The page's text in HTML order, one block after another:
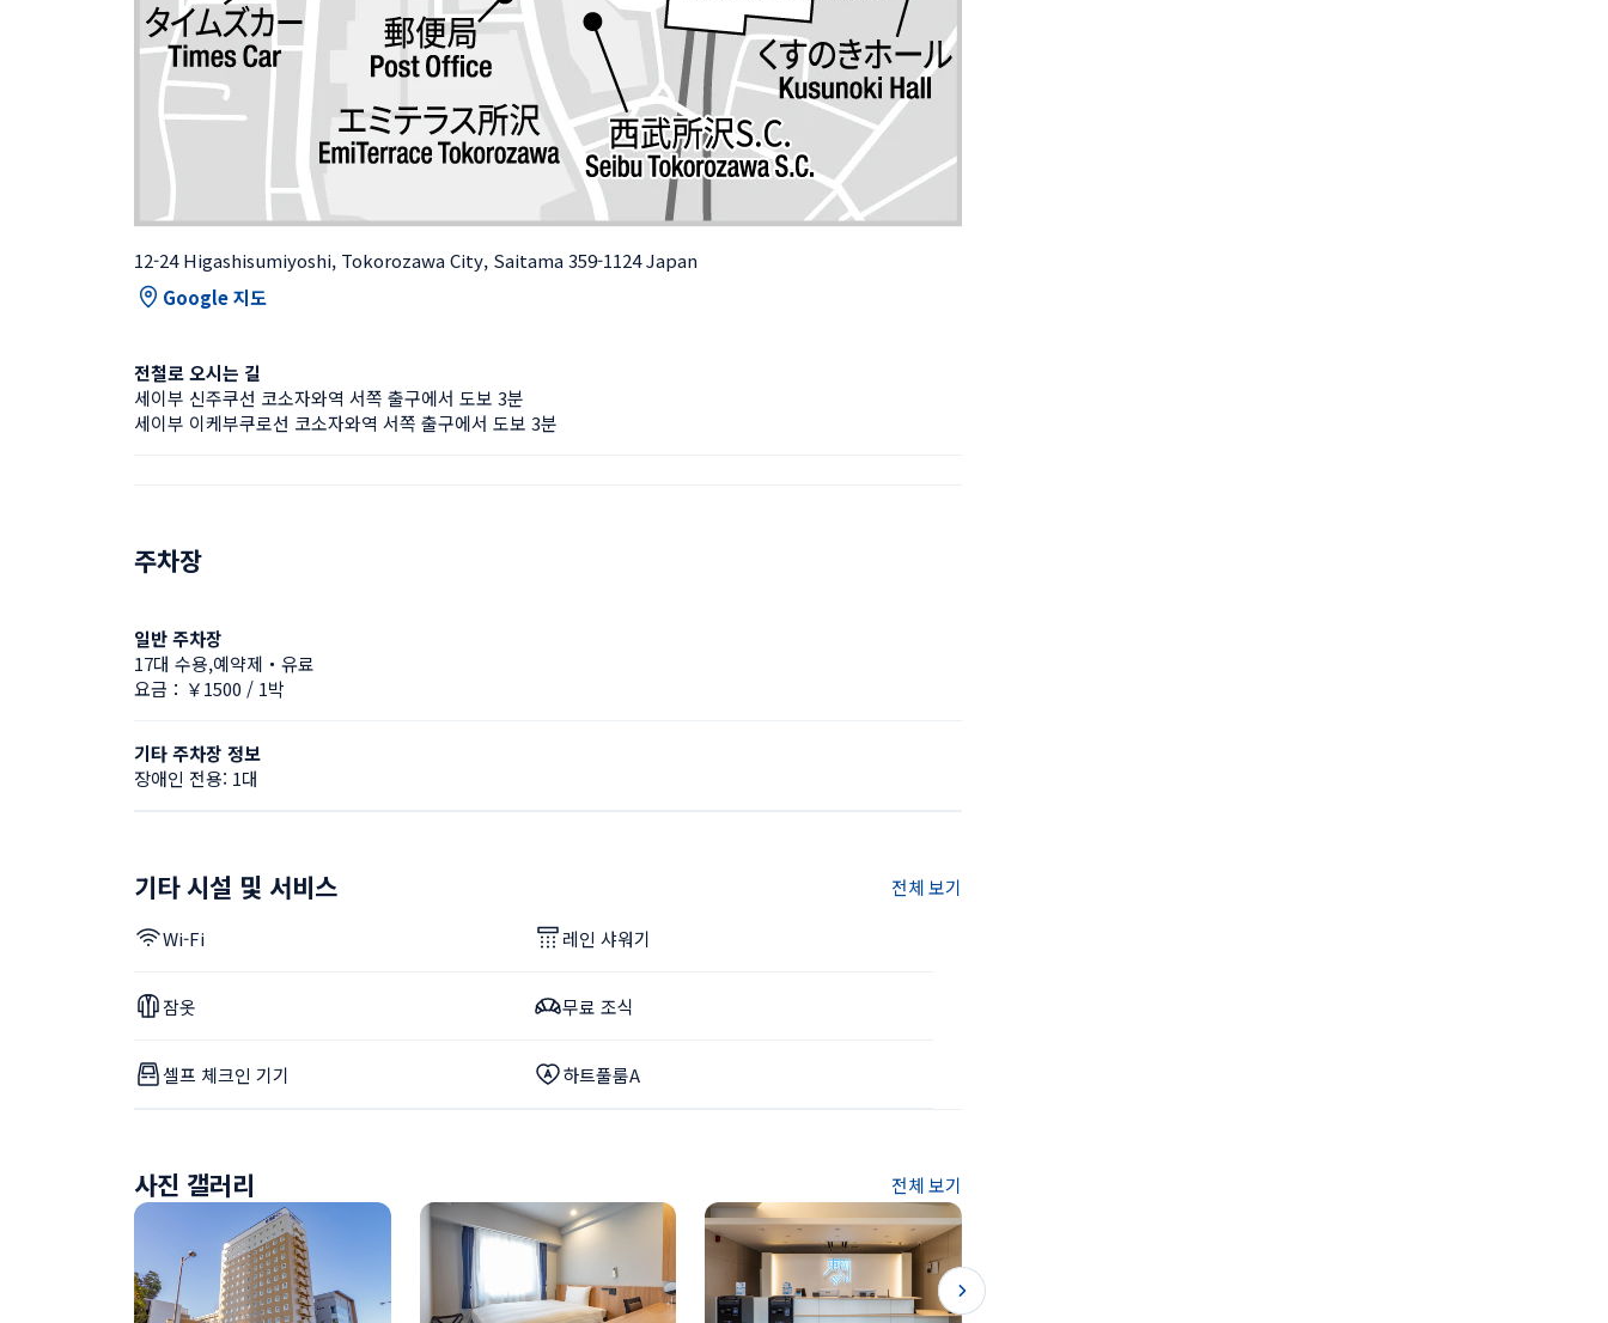
12-24 Higashisumiyoshi, Tokorozawa City, Saitama 359-1124 Japan
Google 지도
전철로 오시는 길
세이부 신주쿠선 코소자와역 서쪽 출구에서 도보 3분
세이부 이케부쿠로선 코소자와역 서쪽 출구에서 도보 3분
주차장
일반 주차장
17대 수용,예약제・유료
요금：￥1500 / 1박
기타 주차장 정보
장애인 전용: 1대
기타 시설 및 서비스 전체 보기
Wi-Fi 레인 샤워기
잠옷 무료 조식
셀프 체크인 기기 하트풀룸A
사진 갤러리 전체 보기